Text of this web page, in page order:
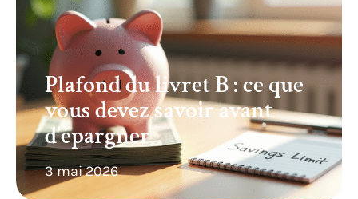
Plafond du livret B : ce que
vous devez savoir avant
d’épargner
3 mai 2026